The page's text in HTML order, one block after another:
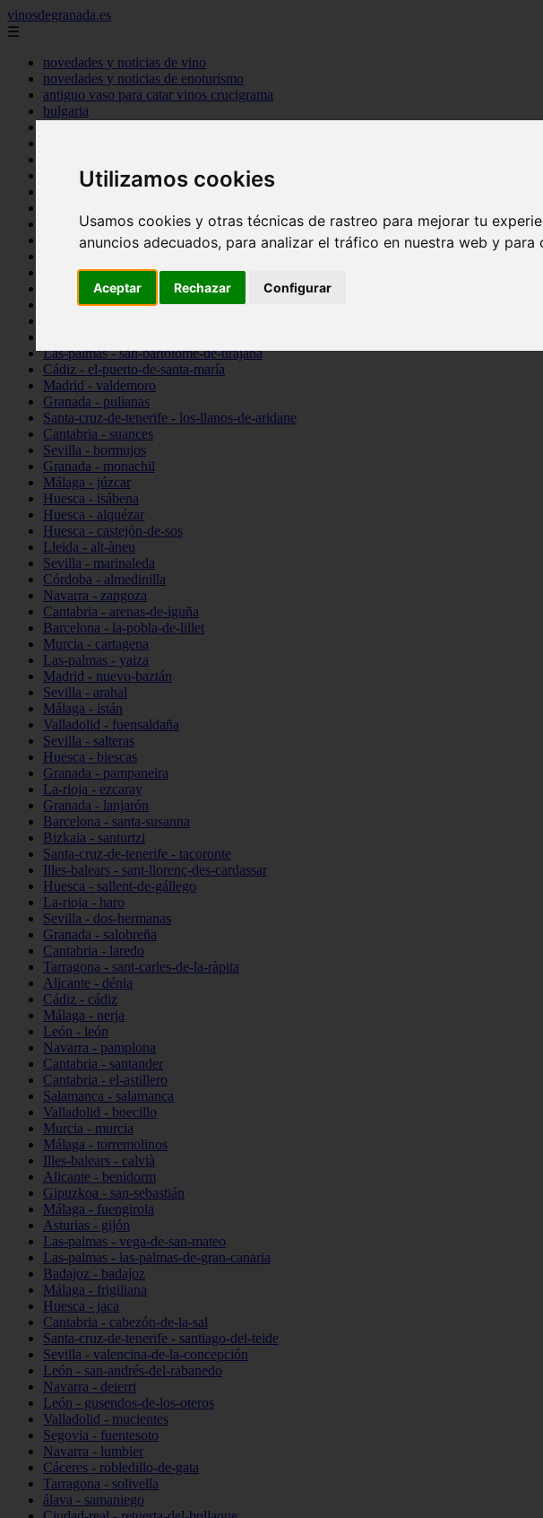
Utilizamos cookies
Usamos cookies y otras técnicas de rastreo para mejorar tu
anuncios adecuados, para analizar el tráfico en nuestra web y
Aceptar Rechazar Configurar
vinosdegranada.es
☰
novedades y noticias de vino
novedades y noticias de enoturismo
antiguo vaso para catar vinos crucigrama
bulgaria
Córdoba - córdoba
Barcelona - barcelona
Ciudad-real - montiel
Santa-cruz-de-tenerife - guía-de-isora
La-rioja - casalarreina
Almería - roquetas-de-mar
Madrid - pozuelo-de-alarcón
Las-palmas - san-bartolomé-de-tirajana
Cádiz - el-puerto-de-santa-maría
Madrid - valdemoro
Granada - pulianas
Santa-cruz-de-tenerife - los-llanos-de-aridane
Cantabria - suances
Sevilla - bormujos
Granada - monachil
Málaga - júzcar
Huesca - isábena
Huesca - alquézar
Huesca - castejón-de-sos
Lleida - alt-àneu
Sevilla - marinaleda
Córdoba - almedinilla
Navarra - zangoza
Cantabria - arenas-de-iguña
Barcelona - la-pobla-de-lillet
Murcia - cartagena
Las-palmas - yaiza
Madrid - nuevo-baztán
Sevilla - arahal
Málaga - istán
Valladolid - fuensaldaña
Sevilla - salteras
Huesca - biescas
Granada - pampaneira
La-rioja - ezcaray
Granada - lanjarón
Barcelona - santa-susanna
Bizkaia - santurtzi
Santa-cruz-de-tenerife - tacoronte
Illes-balears - sant-llorenç-des-cardassar
Huesca - sallent-de-gállego
La-rioja - haro
Sevilla - dos-hermanas
Granada - salobreña
Cantabria - laredo
Tarragona - sant-carles-de-la-ràpita
Alicante - dénia
Cádiz - cádiz
Málaga - nerja
León - león
Navarra - pamplona
Cantabria - santander
Cantabria - el-astillero
Salamanca - salamanca
Valladolid - boecillo
Murcia - murcia
Málaga - torremolinos
Illes-balears - calvià
Alicante - benidorm
Gipuzkoa - san-sebastián
Málaga - fuengirola
Asturias - gijón
Las-palmas - vega-de-san-mateo
Las-palmas - las-palmas-de-gran-canaria
Badajoz - badajoz
Málaga - frigiliana
Huesca - jaca
Cantabria - cabezón-de-la-sal
Santa-cruz-de-tenerife - santiago-del-teide
Sevilla - valencina-de-la-concepción
León - san-andrés-del-rabanedo
Navarra - deierri
León - gusendos-de-los-oteros
Valladolid - mucientes
Segovia - fuentesoto
Navarra - lumbier
Cáceres - robledillo-de-gata
Tarragona - solivella
álava - samaniego